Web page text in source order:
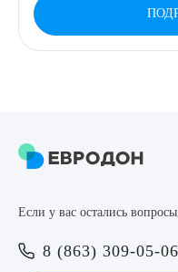
Если у вас остались
8 (863) 309-05-06